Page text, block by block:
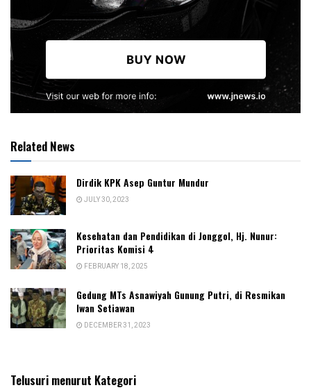
Related News
Dirdik KPK Asep Guntur Mundur
JULY 30, 2023
Kesehatan dan Pendidikan di Jonggol, Hj. Nunur:
Prioritas Komisi 4
FEBRUARY 18, 2025
Gedung MTs Asnawiyah Gunung Putri, di Resmikan
Iwan Setiawan
DECEMBER 31, 2023
Telusuri menurut Kategori